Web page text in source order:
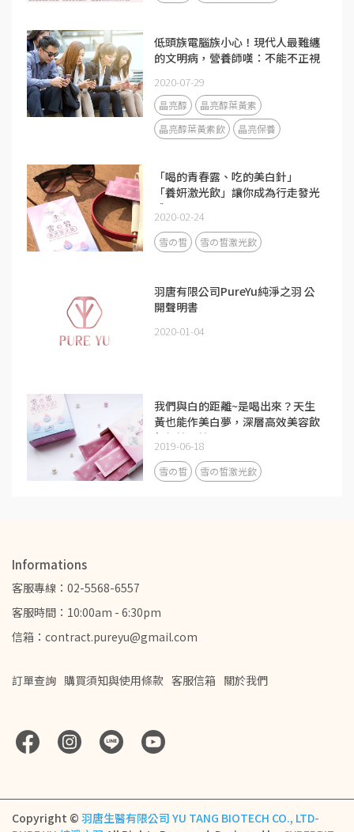
低頭族電腦族小心！現代人最難纏
的文明病，營養師嘆：不能不正視
2020-07-29
晶亮醇
晶亮醇葉黃素
晶亮醇葉黃素飲
晶亮保養
「喝的青春露、吃的美白針」
「養妍激光飲」讓你成為行走發光
體!
2020-02-24
雪の皙 雪の皙激光飲
羽唐有限公司PureYu純淨之羽 公
開聲明書
2020-01-04
我們與白的距離~是喝出來？天生
黃也能作美白夢，深層高效美容飲
超級比一比！
2019-06-18
雪の皙 雪の皙激光飲
Informations
客服專線：02-5568-6557
客服時間：10:00am - 6:30pm
信箱：contract.pureyu@gmail.com
訂單查詢 購買須知與使用條款 客服信箱 關於我們
Copyright © 羽唐生醫有限公司 YU TANG BIOTECH CO., LTD-